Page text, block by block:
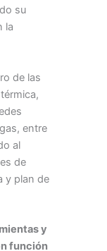
su
la
de las
entre
al
de
y plan de
y
función